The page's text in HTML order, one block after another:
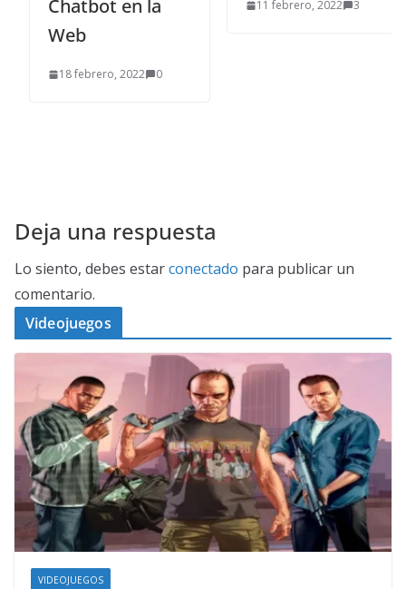
Chatbot en la
Web
18 febrero, 2022 0
11 febrero, 2022 3
Deja una respuesta
Lo siento, debes estarconectado para publicar un
comentario.
Videojuegos
VIDEOJUEGOS